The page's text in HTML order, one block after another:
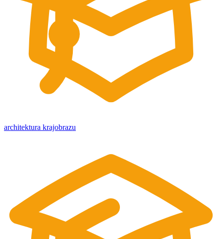
architektura krajobrazu